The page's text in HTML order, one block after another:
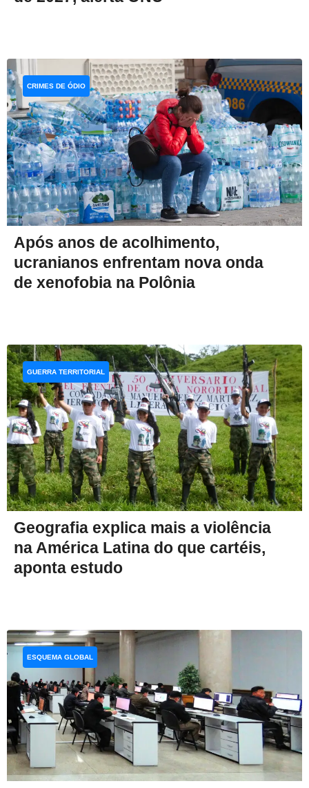
Após anos de acolhimento,
ucranianos enfrentam nova onda
de xenofobia na Polônia
CRIMES DE ÓDIO
Geografia explica mais a violência
na América Latina do que cartéis,
aponta estudo
GUERRA TERRITORIAL
ESQUEMA GLOBAL